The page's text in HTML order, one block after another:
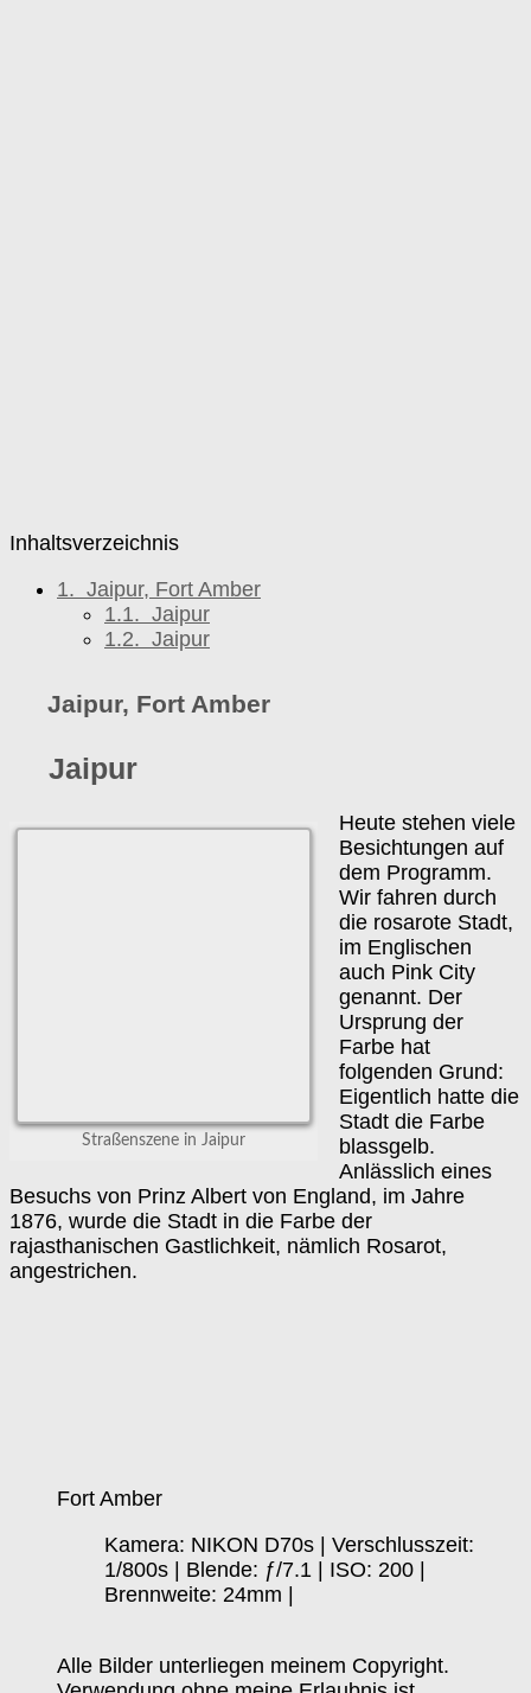
Inhaltsverzeichnis
1. Jaipur, Fort Amber
1.1. Jaipur
1.2. Jaipur
Jaipur, Fort Amber
Jaipur
Straßenszene in Jaipur
Heute stehen viele
Besichtungen auf
dem Programm.
Wir fahren durch
die rosarote Stadt,
im Englischen
auch Pink City
genannt. Der
Ursprung der
Farbe hat
folgenden Grund:
Eigentlich hatte die
Stadt die Farbe
blassgelb.
Anlässlich eines
Besuchs von Prinz Albert von England, im Jahre
1876, wurde die Stadt in die Farbe der
rajasthanischen Gastlichkeit, nämlich Rosarot,
angestrichen.
Fort Amber
Kamera: NIKON D70s | Verschlusszeit:
1/800s | Blende: ƒ/7.1 | ISO: 200 |
Brennweite: 24mm |
Alle Bilder unterliegen meinem Copyright.